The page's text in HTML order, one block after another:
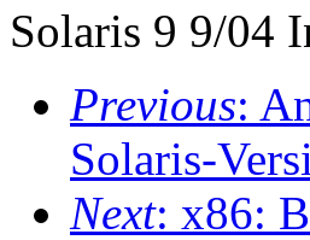
Solaris 9 9/04
Previous:
Solaris-
Next: x86: